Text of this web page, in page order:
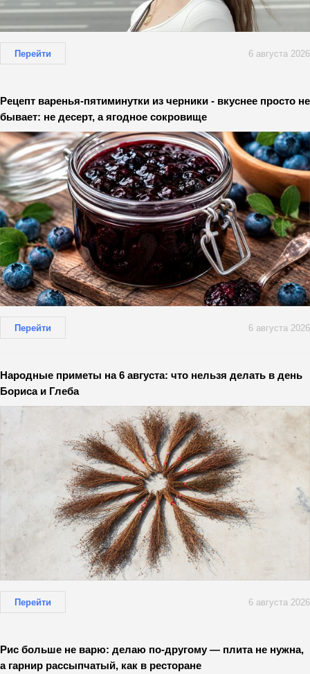
Перейти 6 августа 2026
Рецепт варенья-пятиминутки из черники - вкуснее просто не
бывает: не десерт, а ягодное сокровище
Перейти 6 августа 2026
Народные приметы на 6 августа: что нельзя делать в день
Бориса и Глеба
Перейти 6 августа 2026
Рис больше не варю: делаю по-другому — плита не нужна,
а гарнир рассыпчатый, как в ресторане